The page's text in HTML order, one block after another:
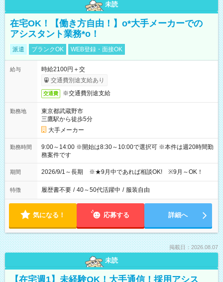
未読
在宅OK！【働き方自由！】o*大手メーカーでの
アシスタント業務*o！
派遣 ブランクOK WEB登録・面接OK
給与
時給2100円＋交
交通費別途支給あり
交通費 ※交通費別途支給
勤務地
東京都武蔵野市
三鷹駅から徒歩5分
大手メーカー
勤務時間
9:00～14:00 ※開始は8:30～10:00で選択可 ※本件は週20時間勤
務案件です
期間 2026/9/1～長期 ※★9月中であれば相談OK! ※9月～OK！
特徴 履歴書不要 / 40～50代活躍中 / 服装自由
気になる！ 応募する 詳細へ
掲載日：2026.08.07
未読
【在宅週1】未経験OK！大手通信！採用アシス